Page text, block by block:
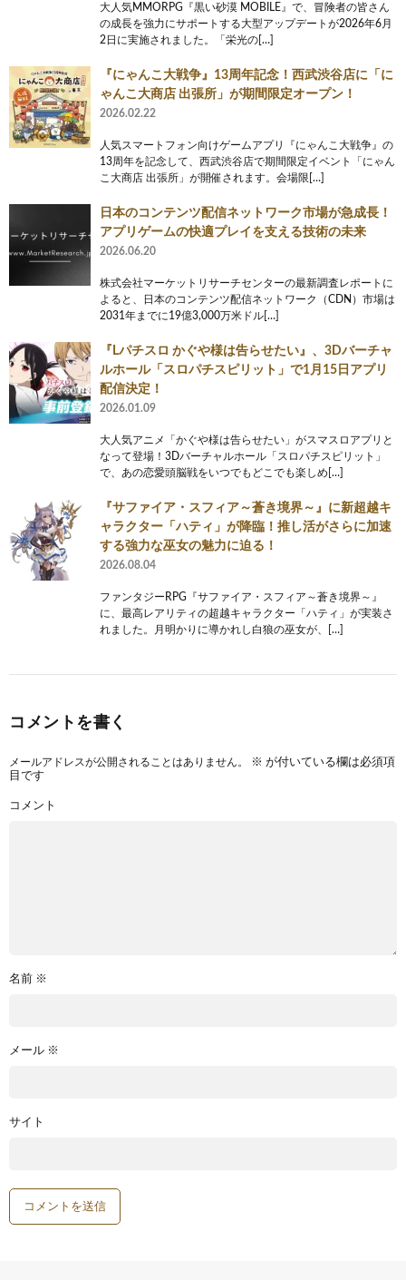
大人気MMORPG『黒い砂漠 MOBILE』で、冒険者の皆さん
の成長を強力にサポートする大型アップデートが2026年6月
2日に実施されました。「栄光の[…]
『にゃんこ大戦争』13周年記念！西武渋谷店に「に
ゃんこ大商店 出張所」が期間限定オープン！
2026.02.22
人気スマートフォン向けゲームアプリ『にゃんこ大戦争』の
13周年を記念して、西武渋谷店で期間限定イベント「にゃん
こ大商店 出張所」が開催されます。会場限[…]
日本のコンテンツ配信ネットワーク市場が急成長！
アプリゲームの快適プレイを支える技術の未来
2026.06.20
株式会社マーケットリサーチセンターの最新調査レポートに
よると、日本のコンテンツ配信ネットワーク（CDN）市場は
2031年までに19億3,000万米ドル[…]
『Lパチスロ かぐや様は告らせたい』、3Dバーチャ
ルホール「スロパチスピリット」で1月15日アプリ
配信決定！
2026.01.09
大人気アニメ「かぐや様は告らせたい」がスマスロアプリと
なって登場！3Dバーチャルホール「スロパチスピリット」
で、あの恋愛頭脳戦をいつでもどこでも楽しめ[…]
『サファイア・スフィア～蒼き境界～』に新超越キ
ャラクター「ハティ」が降臨！推し活がさらに加速
する強力な巫女の魅力に迫る！
2026.08.04
ファンタジーRPG『サファイア・スフィア～蒼き境界～』
に、最高レアリティの超越キャラクター「ハティ」が実装さ
れました。月明かりに導かれし白狼の巫女が、[…]
コメントを書く
メールアドレスが公開されることはありません。 ※ が付いている欄は必須項
目です
コメント
名前 ※
メール ※
サイト